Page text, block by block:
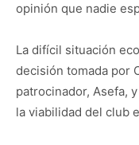
opinión que nadie
La difícil situación
decisión tomada por
patrocinador, Asefa,
la viabilidad del club